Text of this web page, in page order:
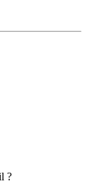
?